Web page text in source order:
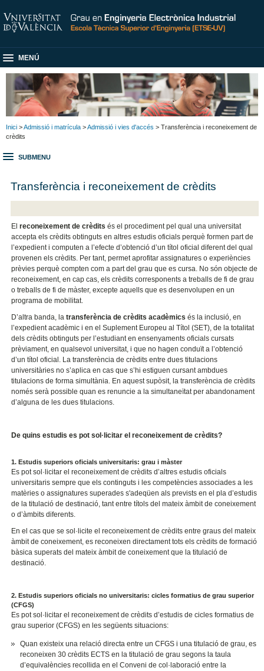
MENÚ
Inici >Admissió i matrícula >Admissió i vies d'accés > Transferència i reconeixement de
crèdits
SUBMENU
Transferència i reconeixement de crèdits
Elreconeixement de crèdits és el procediment pel qual una universitat
accepta els crèdits obtinguts en altres estudis oficials perquè formen part de
l’expedient i computen a l’efecte d’obtenció d’un títol oficial diferent del qual
provenen els crèdits. Per tant, permet aprofitar assignatures o experiències
prèvies perquè compten com a part del grau que es cursa. No són objecte de
reconeixement, en cap cas, els crèdits corresponents a treballs de fi de grau
o treballs de fi de màster, excepte aquells que es desenvolupen en un
programa de mobilitat.
D’altra banda, la transferència de crèdits acadèmics és la inclusió, en
l’expedient acadèmic i en el Suplement Europeu al Títol (SET), de la totalitat
dels crèdits obtinguts per l’estudiant en ensenyaments oficials cursats
prèviament, en qualsevol universitat, i que no hagen conduït a l’obtenció
d’un títol oficial. La transferència de crèdits entre dues titulacions
universitàries no s’aplica en cas que s’hi estiguen cursant ambdues
titulacions de forma simultània. En aquest supòsit, la transferència de crèdits
només serà possible quan es renuncie a la simultaneïtat per abandonament
d’alguna de les dues titulacions.
De quins estudis es pot sol·licitar el reconeixement de crèdits?
1. Estudis superiors oficials universitaris: grau i màster
Es pot sol·licitar el reconeixement de crèdits d’altres estudis oficials
universitaris sempre que els continguts i les competències associades a les
matèries o assignatures superades s'adeqüen als prevists en el pla d’estudis
de la titulació de destinació, tant entre títols del mateix àmbit de coneixement
o d’àmbits diferents.
En el cas que se sol·licite el reconeixement de crèdits entre graus del mateix
àmbit de coneixement, es reconeixen directament tots els crèdits de formació
bàsica superats del mateix àmbit de coneixement que la titulació de
destinació.
2. Estudis superiors oficials no universitaris: cicles formatius de grau superior
(CFGS)
Es pot sol·licitar el reconeixement de crèdits d’estudis de cicles formatius de
grau superior (CFGS) en les següents situacions:
Quan existeix una relació directa entre un CFGS i una titulació de grau, es
reconeixen 30 crèdits ECTS en la titulació de grau segons la taula
d’equivalències recollida en el Conveni de col·laboració entre la